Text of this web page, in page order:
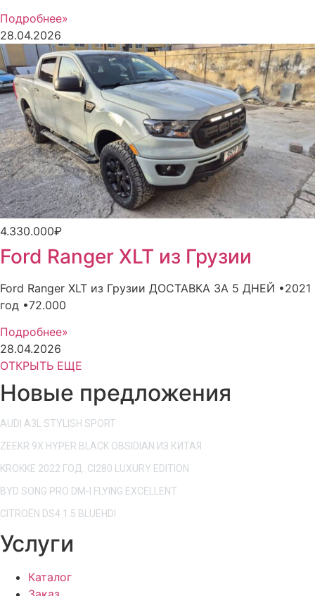
Подробнее»
28.04.2026
4.330.000₽
Ford Ranger XLT из Грузии
Ford Ranger XLT из Грузии ДОСТАВКА ЗА 5 ДНЕЙ •2021
год •72.000
Подробнее»
28.04.2026
ОТКРЫТЬ ЕЩЕ
Новые предложения
AUDI A3L STYLISH SPORT
ZEEKR 9X HYPER BLACK OBSIDIAN ИЗ КИТАЯ
KROKKE 2022 ГОД. CI280 LUXURY EDITION
BYD SONG PRO DM-I FLYING EXCELLENT
CITROËN DS4 1.5 BLUEHDI
Услуги
Каталог